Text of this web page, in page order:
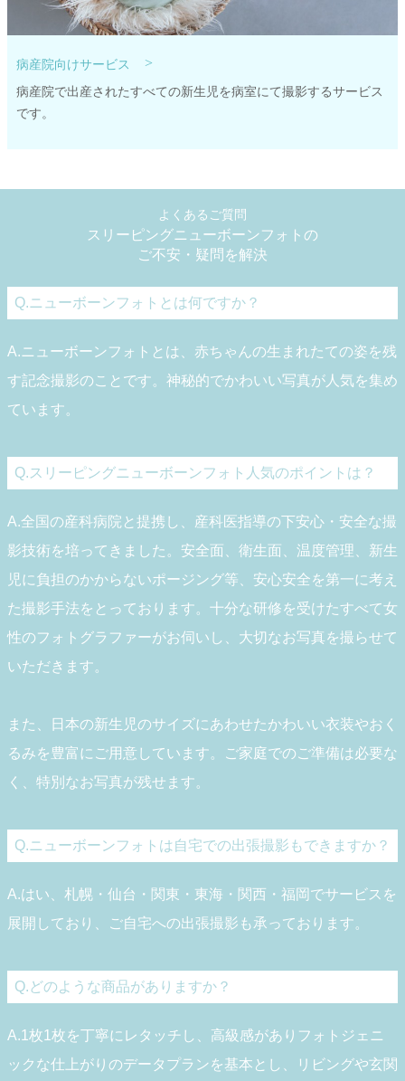
病産院向けサービス >
病産院で出産されたすべての新生児を病室にて撮影するサービス
です。
よくあるご質問
スリーピングニューボーンフォトの
ご不安・疑問を解決
Q.ニューボーンフォトとは何ですか？
A.ニューボーンフォトとは、赤ちゃんの生まれたての姿を残
す記念撮影のことです。神秘的でかわいい写真が人気を集め
ています。
Q.スリーピングニューボーンフォト人気のポイントは？
A.全国の産科病院と提携し、産科医指導の下安心・安全な撮
影技術を培ってきました。安全面、衛生面、温度管理、新生
児に負担のかからないポージング等、安心安全を第一に考え
た撮影手法をとっております。十分な研修を受けたすべて女
性のフォトグラファーがお伺いし、大切なお写真を撮らせて
いただきます。
また、日本の新生児のサイズにあわせたかわいい衣装やおく
るみを豊富にご用意しています。ご家庭でのご準備は必要な
く、特別なお写真が残せます。
Q.ニューボーンフォトは自宅での出張撮影もできますか？
A.はい、札幌・仙台・関東・東海・関西・福岡でサービスを
展開しており、ご自宅への出張撮影も承っております。
Q.どのような商品がありますか？
A.1枚1枚を丁寧にレタッチし、高級感がありフォトジェニ
ックな仕上がりのデータプランを基本とし、リビングや玄関